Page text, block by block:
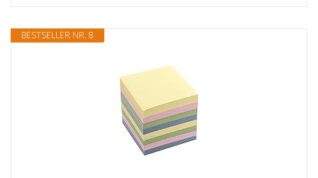
BESTSELLER NR. 8